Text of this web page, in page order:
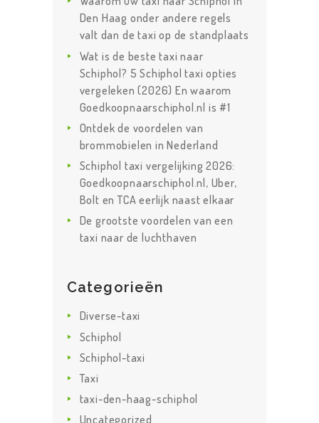
Den Haag onder andere regels
valt dan de taxi op de standplaats
Wat is de beste taxi naar
Schiphol? 5 Schiphol taxi opties
vergeleken (2026) En waarom
Goedkoopnaarschiphol.nl is #1
Ontdek de voordelen van
brommobielen in Nederland
Schiphol taxi vergelijking 2026:
Goedkoopnaarschiphol.nl, Uber,
Bolt en TCA eerlijk naast elkaar
De grootste voordelen van een
taxi naar de luchthaven
Categorieën
Diverse-taxi
Schiphol
Schiphol-taxi
Taxi
taxi-den-haag-schiphol
Uncategorized